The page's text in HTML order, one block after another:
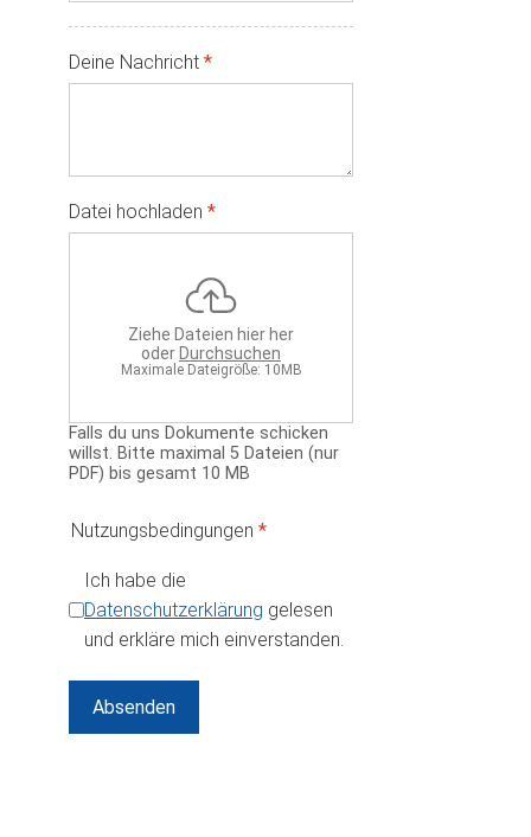
Deine Nachricht *
Datei hochladen *
Ziehe Dateien hier her
oder Durchsuchen
Maximale Dateigröße: 10MB
Falls du uns Dokumente schicken
willst. Bitte maximal 5 Dateien (nur
PDF) bis gesamt 10 MB
reCAPTCHA *
Nutzungsbedingungen *
Ich habe die
Datenschutzerklärung gelesen
und erkläre mich einverstanden.
Absenden